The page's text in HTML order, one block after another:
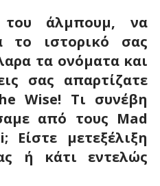
άλμπουμ, να
το ιστορικό σας
τα ονόματα και
σας απαρτίζατε
Wise! Τι συνέβη
από τους Mad
μετεξέλιξη
ή κάτι εντελώς